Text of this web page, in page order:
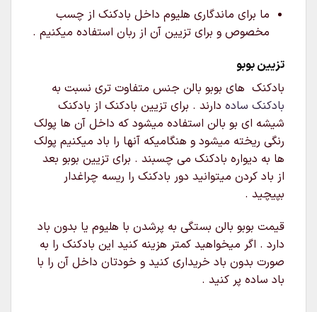
ما برای ماندگاری هلیوم داخل بادکنک از چسب
مخصوص و برای تزیین آن از ربان استفاده میکنیم .
تزیین بوبو
بادکنک های بوبو بالن جنس متفاوت تری نسبت به
بادکنک ساده دارند . برای تزیین بادکنک از بادکنک
شیشه ای بو بالن استفاده میشود که داخل آن ها پولک
رنگی ریخته میشود و هنگامیکه آنها را باد میکنیم پولک
ها به دیواره بادکنک می چسبند . برای تزیین بوبو بعد
از باد کردن میتوانید دور بادکنک را ریسه چراغدار
بپیچید .
قیمت بوبو بالن بستگی به پرشدن با هلیوم یا بدون باد
دارد . اگر میخواهید کمتر هزینه کنید این بادکنک را به
صورت بدون باد خریداری کنید و خودتان داخل آن را با
باد ساده پر کنید .